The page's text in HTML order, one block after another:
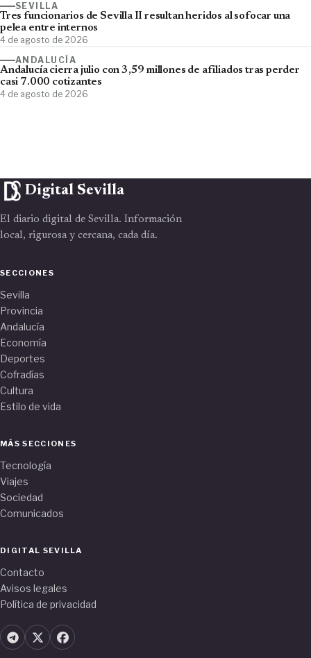
SEVILLA
Tres funcionarios de Sevilla II resultan heridos al sofocar una
pelea entre internos
4 de agosto de 2026
ANDALUCÍA
Andalucía cierra julio con 3,59 millones de afiliados tras perder
casi 7.000 cotizantes
4 de agosto de 2026
Digital Sevilla
El diario digital de Sevilla. Información
local, rigurosa y cercana, cada día.
SECCIONES
Sevilla
Provincia
Andalucía
Economía
Deportes
Cofradías
Cultura
Estilo de vida
MÁS SECCIONES
Tecnología
Viajes
Sociedad
Comunicados
DIGITAL SEVILLA
Contacto
Avisos legales
Política de privacidad